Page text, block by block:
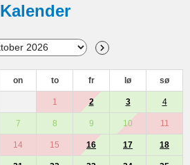
Kalender
on to fr lø sø
1 2 3 4
7 8 9 10 11
14 15 16 17 18